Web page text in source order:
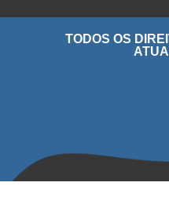
TODOS OS